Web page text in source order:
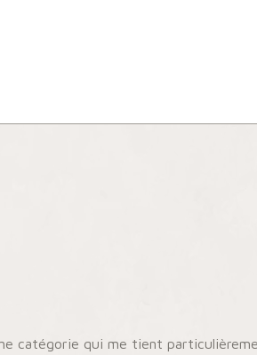
catégorie qui me tient